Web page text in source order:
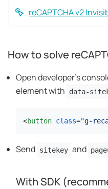
reCAPTCHA v2
How to solve
Open developer's
element with
data-
<button class="g-
Send sitekey and
With SDK